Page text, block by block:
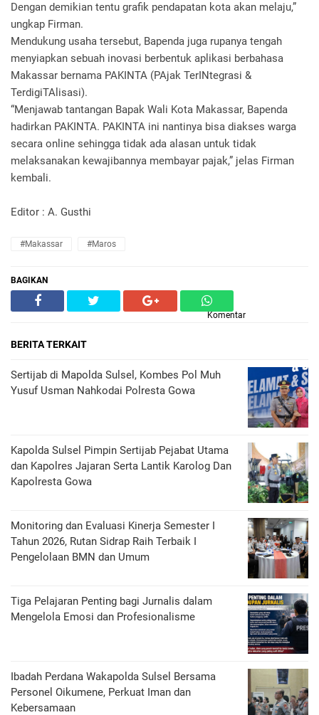
Dengan demikian tentu grafik pendapatan kota akan melaju,”
ungkap Firman.
Mendukung usaha tersebut, Bapenda juga rupanya tengah
menyiapkan sebuah inovasi berbentuk aplikasi berbahasa
Makassar bernama PAKINTA (PAjak TerINtegrasi &
TerdigiTAlisasi).
“Menjawab tantangan Bapak Wali Kota Makassar, Bapenda
hadirkan PAKINTA. PAKINTA ini nantinya bisa diakses warga
secara online sehingga tidak ada alasan untuk tidak
melaksanakan kewajibannya membayar pajak,” jelas Firman
kembali.
Editor : A. Gusthi
#Makassar #Maros
BAGIKAN
Komentar
BERITA TERKAIT
Sertijab di Mapolda Sulsel, Kombes Pol Muh
Yusuf Usman Nahkodai Polresta Gowa
Kapolda Sulsel Pimpin Sertijab Pejabat Utama
dan Kapolres Jajaran Serta Lantik Karolog Dan
Kapolresta Gowa
Monitoring dan Evaluasi Kinerja Semester I
Tahun 2026, Rutan Sidrap Raih Terbaik I
Pengelolaan BMN dan Umum
Tiga Pelajaran Penting bagi Jurnalis dalam
Mengelola Emosi dan Profesionalisme
Ibadah Perdana Wakapolda Sulsel Bersama
Personel Oikumene, Perkuat Iman dan
Kebersamaan